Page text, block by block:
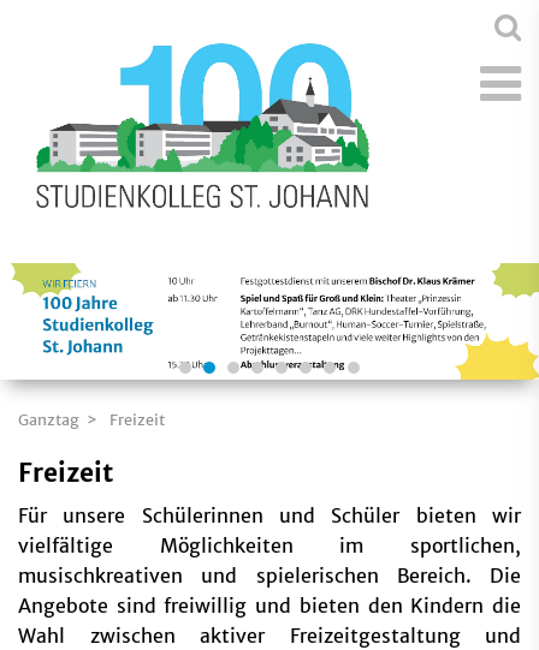
Ganztag Freizeit
Freizeit
Für unsere Schülerinnen und Schüler bieten wir
vielfältige Möglichkeiten im sportlichen,
musischkreativen und spielerischen Bereich. Die
Angebote sind freiwillig und bieten den Kindern die
Wahl zwischen aktiver Freizeitgestaltung und